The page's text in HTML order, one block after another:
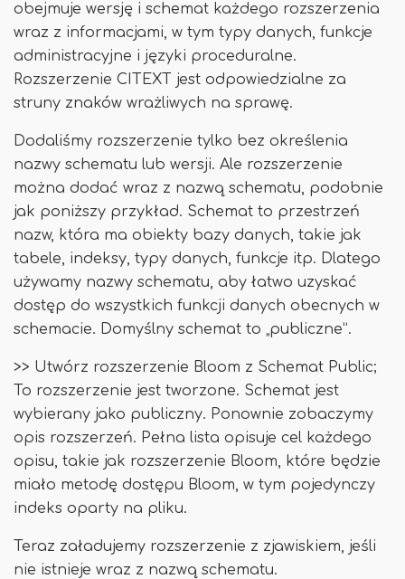
obejmuje wersję i schemat każdego rozszerzenia
wraz z informacjami, w tym typy danych, funkcje
administracyjne i języki proceduralne.
Rozszerzenie CITEXT jest odpowiedzialne za
struny znaków wrażliwych na sprawę.
Dodaliśmy rozszerzenie tylko bez określenia
nazwy schematu lub wersji. Ale rozszerzenie
można dodać wraz z nazwą schematu, podobnie
jak poniższy przykład. Schemat to przestrzeń
nazw, która ma obiekty bazy danych, takie jak
tabele, indeksy, typy danych, funkcje itp. Dlatego
używamy nazwy schematu, aby łatwo uzyskać
dostęp do wszystkich funkcji danych obecnych w
schemacie. Domyślny schemat to „publiczne”.
>> Utwórz rozszerzenie Bloom z Schemat Public;
To rozszerzenie jest tworzone. Schemat jest
wybierany jako publiczny. Ponownie zobaczymy
opis rozszerzeń. Pełna lista opisuje cel każdego
opisu, takie jak rozszerzenie Bloom, które będzie
miało metodę dostępu Bloom, w tym pojedynczy
indeks oparty na pliku.
Teraz załadujemy rozszerzenie z zjawiskiem, jeśli
nie istnieje wraz z nazwą schematu.